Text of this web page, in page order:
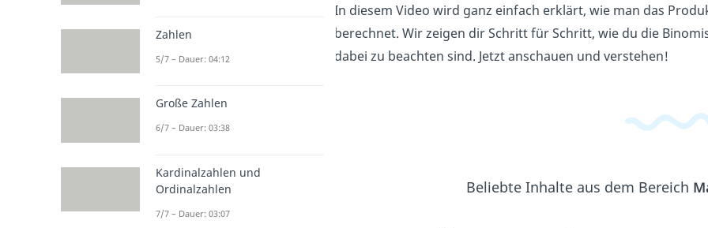
In diesem Video wird ganz einfach erklärt, wie man das
berechnet. Wir zeigen dir Schritt für Schritt, wie du die
dabei zu beachten sind. Jetzt anschauen und verstehen!
Beliebte Inhalte aus dem Bereich
Zahlen
5/7 – Dauer: 04:12
Große Zahlen
6/7 – Dauer: 03:38
Kardinalzahlen und
Ordinalzahlen
7/7 – Dauer: 03:07